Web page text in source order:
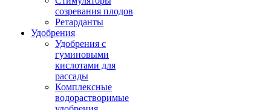
созревания плодов
Ретарданты
Удобрения
Удобрения с
гуминовыми
кислотами для
рассады
Комплексные
водорастворимые